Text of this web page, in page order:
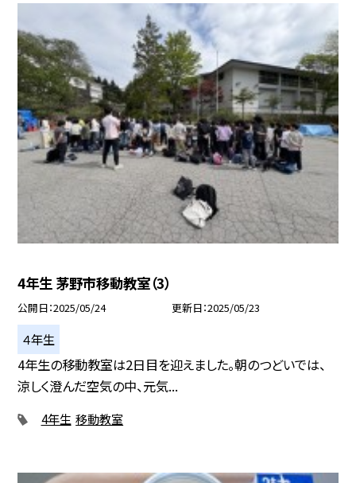
4年生 茅野市移動教室（3）
公開日 2025/05/24 更新日 2025/05/23
４年生
4年生の移動教室は2日目を迎えました。朝のつどいでは、
涼しく澄んだ空気の中、元気...
4年生 移動教室